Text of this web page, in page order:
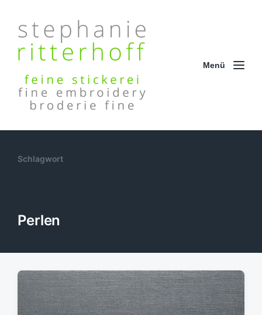
Menü
Schlagwort
Perlen